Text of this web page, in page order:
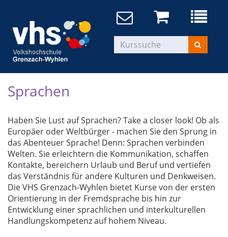
Sprachen
Haben Sie Lust auf Sprachen? Take a closer look! Ob als
Europäer oder Weltbürger - machen Sie den Sprung in
das Abenteuer Sprache! Denn: Sprachen verbinden
Welten. Sie erleichtern die Kommunikation, schaffen
Kontakte, bereichern Urlaub und Beruf und vertiefen
das Verständnis für andere Kulturen und Denkweisen.
Die VHS Grenzach-Wyhlen bietet Kurse von der ersten
Orientierung in der Fremdsprache bis hin zur
Entwicklung einer sprachlichen und interkulturellen
Handlungskompetenz auf hohem Niveau.